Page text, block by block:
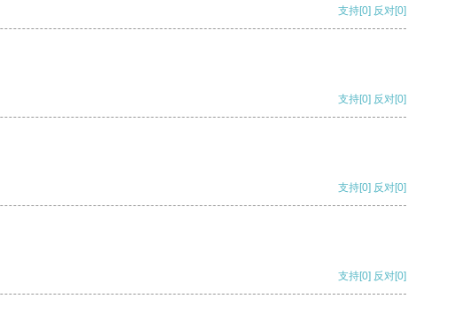
支持[0] 反对[0]
支持[0] 反对[0]
支持[0] 反对[0]
支持[0] 反对[0]